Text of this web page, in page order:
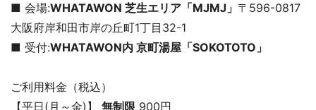
■ 会場:WHATAWON 芝生エリア「MJMJ」 〒596-0817
大阪府岸和田市岸の丘町1丁目32-1
■ 受付:WHATAWON内 京町湯屋「SOKOTOTO」
ご利用料金（税込）
【平日(月～金)】 無制限 900円